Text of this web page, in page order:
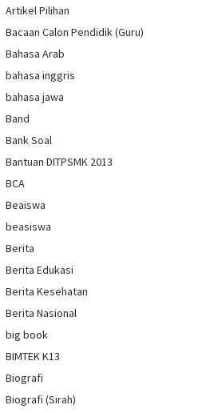
Artikel Pilihan
Bacaan Calon Pendidik (Guru)
Bahasa Arab
bahasa inggris
bahasa jawa
Band
Bank Soal
Bantuan DITPSMK 2013
BCA
Beaiswa
beasiswa
Berita
Berita Edukasi
Berita Kesehatan
Berita Nasional
big book
BIMTEK K13
Biografi
Biografi (Sirah)